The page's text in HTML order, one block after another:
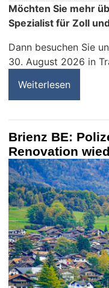
Möchten Sie mehr
Spezialist für Zoll
Dann besuchen Sie
30. August 2026 in
Weiterlesen
Brienz BE:
Renovation